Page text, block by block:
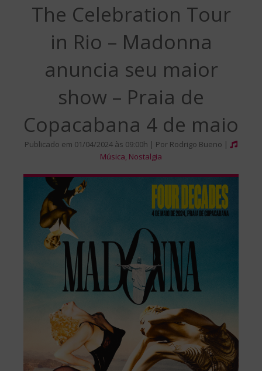
The Celebration Tour
in Rio – Madonna
anuncia seu maior
show – Praia de
Copacabana 4 de maio
Publicado em 01/04/2024 às 09:00h | Por Rodrigo Bueno |
Música, Nostalgia